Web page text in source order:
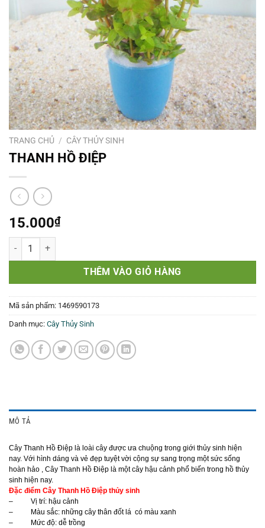
TRANG CHỦ / CÂY THỦY SINH
THANH HỒ ĐIỆP
15.000₫
THANH HỒ ĐIỆP số lượng
THÊM VÀO GIỎ HÀNG
Mã sản phẩm: 1469590173
Danh mục: Cây Thủy Sinh
MÔ TẢ
Cây Thanh Hồ Điệp là loài cây được ưa chuộng trong giới thủy sinh hiện
nay. Với hình dáng và vẻ đẹp tuyệt vời cộng sự sang trọng một sức sống
hoàn hảo , Cây Thanh Hồ Điệp là một cây hậu cảnh phổ biến trong hồ thủy
sinh hiện nay.
Đặc điểm Cây Thanh Hồ Điệp thủy sinh
– Vị trí: hậu cảnh
– Màu sắc: những cây thân đốt lá có màu xanh
– Mức độ: dễ trồng